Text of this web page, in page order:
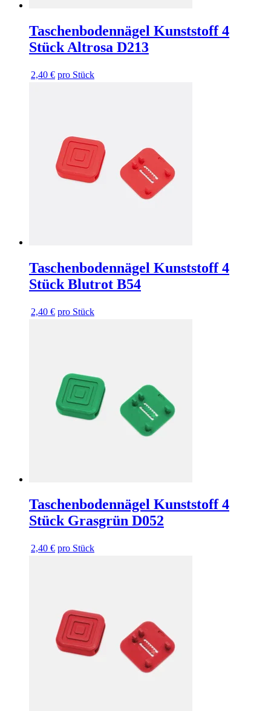
Taschenbodennägel Kunststoff 4
Stück Altrosa D213
2,40 € pro Stück
Taschenbodennägel Kunststoff 4
Stück Blutrot B54
2,40 € pro Stück
Taschenbodennägel Kunststoff 4
Stück Grasgrün D052
2,40 € pro Stück